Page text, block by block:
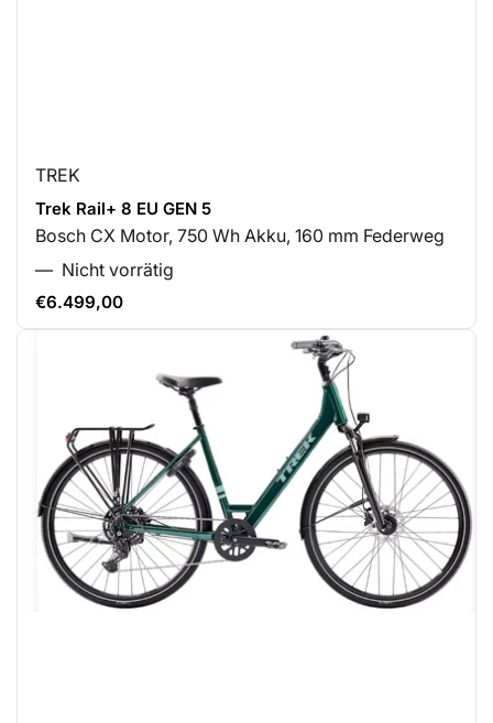
TREK
Trek Rail+ 8 EU GEN 5
Bosch CX Motor, 750 Wh Akku, 160 mm Federweg
Nicht vorrätig
Normaler
Preis
€6.499,00